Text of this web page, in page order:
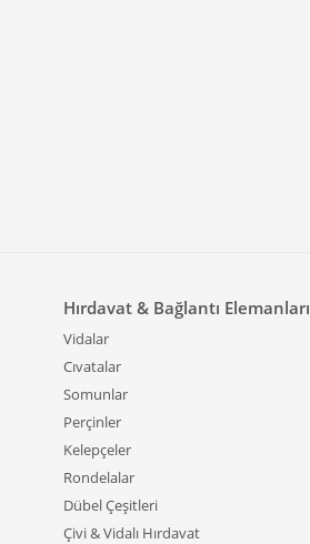
Hırdavat & Bağlantı Elemanları
Vidalar
Cıvatalar
Somunlar
Perçinler
Kelepçeler
Rondelalar
Dübel Çeşitleri
Çivi & Vidalı Hırdavat